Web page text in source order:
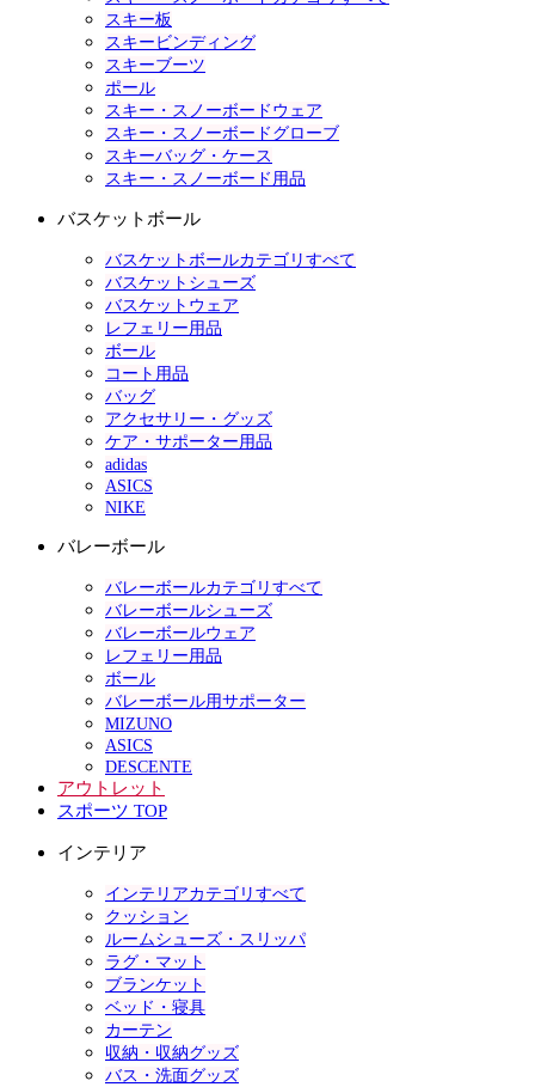
スキー板
スキービンディング
スキーブーツ
ポール
スキー・スノーボードウェア
スキー・スノーボードグローブ
スキーバッグ・ケース
スキー・スノーボード用品
バスケットボール
バスケットボールカテゴリすべて
バスケットシューズ
バスケットウェア
レフェリー用品
ボール
コート用品
バッグ
アクセサリー・グッズ
ケア・サポーター用品
adidas
ASICS
NIKE
バレーボール
バレーボールカテゴリすべて
バレーボールシューズ
バレーボールウェア
レフェリー用品
ボール
バレーボール用サポーター
MIZUNO
ASICS
DESCENTE
アウトレット
スポーツ TOP
インテリア
インテリアカテゴリすべて
クッション
ルームシューズ・スリッパ
ラグ・マット
ブランケット
ベッド・寝具
カーテン
収納・収納グッズ
バス・洗面グッズ